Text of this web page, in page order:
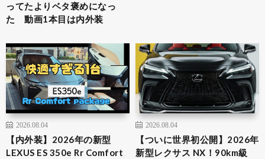
ってたよりベタ褒めになっ
た 動画1本目は内外装
2026.08.04
【内外装】2026年の新型
LEXUS ES 350e Rr Comfort
2026.08.04
【ついに世界初公開】2026年
新型レクサス NX！90km級